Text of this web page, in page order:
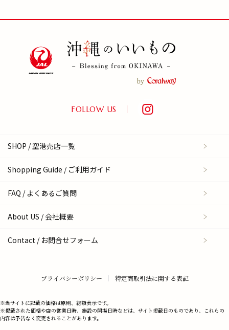
FOLLOW US
SHOP / 空港売店一覧
Shopping Guide / ご利用ガイド
FAQ / よくあるご質問
About US / 会社概要
Contact / お問合せフォーム
プライバシーポリシー 特定商取引法に関する表記
※当サイトに記載の価格は原則、総額表示です。
※掲載された価格や店の営業日時、施設の開場日時などは、サイト掲載日のものであり、これらの
内容は予告なく変更されることがあります。